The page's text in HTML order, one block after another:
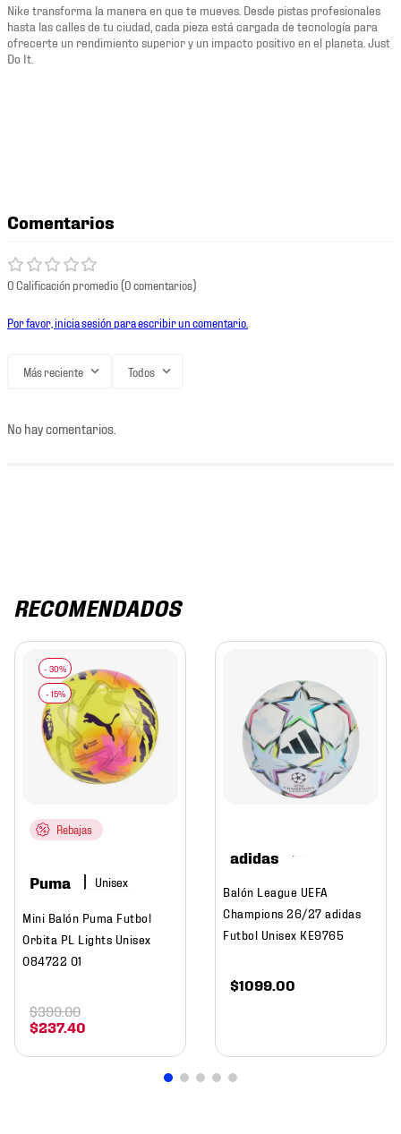
Nike transforma la manera en que te mueves. Desde pistas profesionales
hasta las calles de tu ciudad, cada pieza está cargada de tecnología para
ofrecerte un rendimiento superior y un impacto positivo en el planeta. Just
Do It.
Comentarios
0 Calificación promedio(0 comentarios)
Por favor, inicia sesión para escribir un comentario.
Más reciente Todos
No hay comentarios.
RECOMENDADOS
Rebajas
Puma
Mini Balón Puma Futbol
Orbita PL Lights Unisex
084722 01
$237.40
$399.00
adidas
Balón League UEFA
Champions 26/27 adidas
Futbol Unisex KE9765
$1099 00